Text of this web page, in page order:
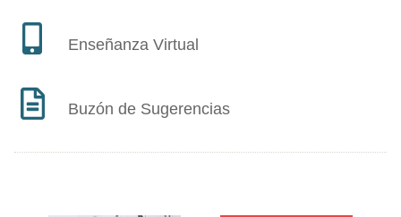
Enseñanza Virtual
Buzón de Sugerencias